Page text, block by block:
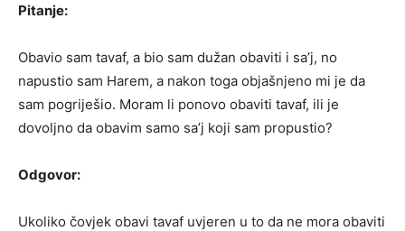
Pitanje:
Obavio sam tavaf, a bio sam dužan obaviti i sa’j, no
napustio sam Harem, a nakon toga objašnjeno mi je da
sam pogriješio. Moram li ponovo obaviti tavaf, ili je
dovoljno da obavim samo sa’j koji sam propustio?
Odgovor:
Ukoliko čovjek obavi tavaf uvjeren u to da ne mora obaviti